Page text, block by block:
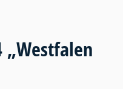
„Westfalen